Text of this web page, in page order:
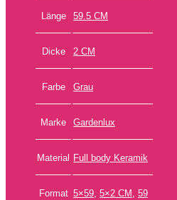
Länge 59.5 CM
Dicke 2 CM
Farbe Grau
Marke Gardenlux
Material Full body Keramik
Format 5×59, 5×2 CM , 59